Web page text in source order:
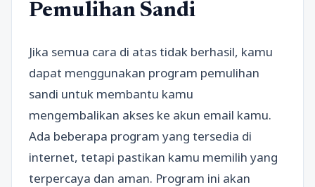
Pemulihan Sandi
Jika semua cara di atas tidak berhasil, kamu
dapat menggunakan program pemulihan
sandi untuk membantu kamu
mengembalikan akses ke akun email kamu.
Ada beberapa program yang tersedia di
internet, tetapi pastikan kamu memilih yang
terpercaya dan aman. Program ini akan